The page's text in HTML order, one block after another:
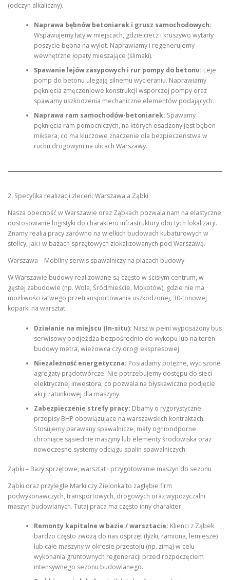
(odczyn alkaliczny).
Naprawa bębnów betoniarek i grusz samochodowych:
Wspawujemy łaty w miejscach, gdzie ciecz i kruszywo wytarły
poszycie bębna na wylot. Naprawiamy i regenerujemy
wewnętrzne łopaty mieszające (ślimaki).
Spawanie lejów zasypowych i rur pompy do betonu: Leje
pomp do betonu ulegają silnemu wycieraniu. Naprawiamy
pęknięcia zmęczeniowe konstrukcji wsporczej pompy oraz
spawamy uszkodzenia mechaniczne elementów podających.
Naprawa ram samochodów-betoniarek: Spawamy
pęknięcia ram pomocniczych, na których osadzony jest bęben
miksera, co ma kluczowe znaczenie dla bezpieczeństwa w
ruchu drogowym na ulicach Warszawy.
2. Specyfika realizacji zleceń: Warszawa a Ząbki
Nasza obecność w Warszawie oraz Ząbkach pozwala nam na elastyczne
dostosowanie logistyki do charakteru infrastruktury obu tych lokalizacji.
Znamy realia pracy zarówno na wielkich budowach kubaturowych w
stolicy, jak i w bazach sprzętowych zlokalizowanych pod Warszawą.
Warszawa – Mobilny serwis spawalniczy na placach budowy
W Warszawie budowy realizowane są często w ścisłym centrum, w
gęstej zabudowie (np. Wola, Śródmieście, Mokotów), gdzie nie ma
możliwości łatwego przetransportowania uszkodzonej, 30-tonowej
koparki na warsztat.
Działanie na miejscu (In-situ): Nasz w pełni wyposażony bus
serwisowy podjeżdża bezpośrednio do wykopu lub na teren
budowy metra, wieżowca czy drogi ekspresowej.
Niezależność energetyczna: Posiadamy potężne, wyciszone
agregaty prądotwórcze. Nie potrzebujemy dostępu do sieci
elektrycznej inwestora, co pozwala na błyskawiczne podjęcie
akcji ratunkowej dla maszyny.
Zabezpieczenie strefy pracy: Dbamy o rygorystyczne
przepisy BHP obowiązujące na warszawskich kontraktach.
Stosujemy parawany spawalnicze, maty ognioodporne
chroniące sąsiednie maszyny lub elementy środowiska oraz
nowoczesne systemy odciągu spalin spawalniczych.
Ząbki – Bazy sprzętowe, warsztat i przygotowanie maszyn do sezonu
Ząbki oraz przyległe Marki czy Zielonka to zagłębie firm
podwykonawczych, transportowych, drogowych oraz wypożyczalni
maszyn budowlanych. Tutaj praca ma często inny charakter:
Remonty kapitalne w bazie / warsztacie: Klienci z Ząbek
bardzo często zwożą do nas osprzęt (łyżki, ramiona, lemiesze)
lub całe maszyny w okresie przestoju (np. zimą) w celu
wykonania gruntownych regeneracji przed rozpoczęciem
intensywnego sezonu budowlanego.